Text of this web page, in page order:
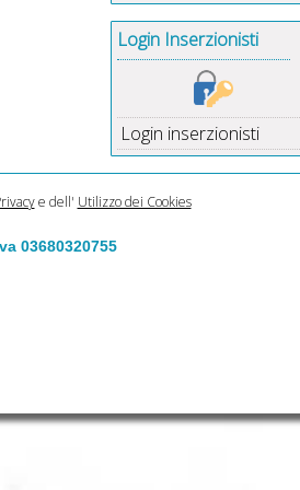
Login Inserzionisti
Login inserzionisti
e dell' Utilizzo dei Cookies
03680320755